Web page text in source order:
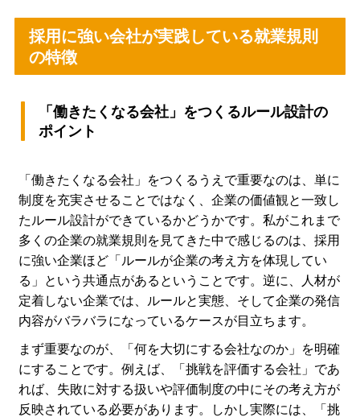
採用に強い会社が実践している就業規則
の特徴
「働きたくなる会社」をつくるルール設計の
ポイント
「働きたくなる会社」をつくるうえで重要なのは、単に
制度を充実させることではなく、企業の価値観と一致し
たルール設計ができているかどうかです。私がこれまで
多くの企業の就業規則を見てきた中で感じるのは、採用
に強い企業ほど「ルールが企業の考え方を体現してい
る」という共通点があるということです。逆に、人材が
定着しない企業では、ルールと実態、そして企業の発信
内容がバラバラになっているケースが目立ちます。
まず重要なのが、「何を大切にする会社なのか」を明確
にすることです。例えば、「挑戦を評価する会社」であ
れば、失敗に対する扱いや評価制度の中にその考え方が
反映されている必要があります。しかし実際には、「挑